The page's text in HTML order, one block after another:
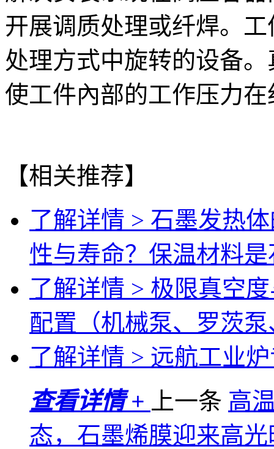
开展调质处理或纤焊。
处理方式中旋转的设备
使工件內部的工作压力
【相关推荐】
了解详情 > 石墨发热
性与寿命？保温材料
了解详情 > 极限真空
配置（机械泵、罗茨
了解详情 > 远航工业
查看详情 +
上一条 高
态，石墨烯膜迎来高光